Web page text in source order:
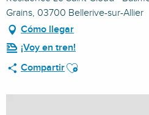
Grains, 03700 Bellerive-sur-Allier
Cómo llegar
¡Voy en tren!
CompartirAjouter aux favoris